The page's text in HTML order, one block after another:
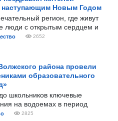
наступающим Новым Годом
регион, где живут
люди с открытым сердцем и
2652
района провели
образовательного
школьников ключевые
на водоемах в период
2825